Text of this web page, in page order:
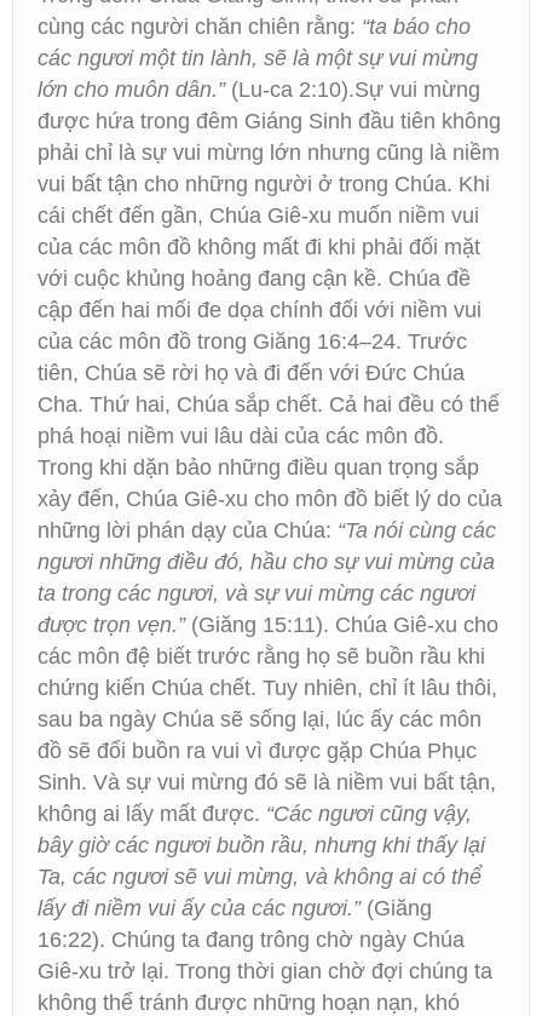
cùng các người chăn chiên rằng: “ta báo cho
các ngươi một tin lành, sẽ là một sự vui mừng
lớn cho muôn dân.” (Lu-ca 2:10).Sự vui mừng
được hứa trong đêm Giáng Sinh đầu tiên không
phải chỉ là sự vui mừng lớn nhưng cũng là niềm
vui bất tận cho những người ở trong Chúa. Khi
cái chết đến gần, Chúa Giê-xu muốn niềm vui
của các môn đồ không mất đi khi phải đối mặt
với cuộc khủng hoảng đang cận kề. Chúa đề
cập đến hai mối đe dọa chính đối với niềm vui
của các môn đồ trong Giăng 16:4–24. Trước
tiên, Chúa sẽ rời họ và đi đến với Đức Chúa
Cha. Thứ hai, Chúa sắp chết. Cả hai đều có thể
phá hoại niềm vui lâu dài của các môn đồ.
Trong khi dặn bảo những điều quan trọng sắp
xảy đến, Chúa Giê-xu cho môn đồ biết lý do của
những lời phán dạy của Chúa: “Ta nói cùng các
ngươi những điều đó, hầu cho sự vui mừng của
ta trong các ngươi, và sự vui mừng các ngươi
được trọn vẹn.”(Giăng 15:11). Chúa Giê-xu cho
các môn đệ biết trước rằng họ sẽ buồn rầu khi
chứng kiến Chúa chết. Tuy nhiên, chỉ ít lâu thôi,
sau ba ngày Chúa sẽ sống lại, lúc ấy các môn
đồ sẽ đổi buồn ra vui vì được gặp Chúa Phục
Sinh. Và sự vui mừng đó sẽ là niềm vui bất tận,
không ai lấy mất được. “Các ngươi cũng vậy,
bây giờ các ngươi buồn rầu, nhưng khi thấy lại
Ta, các ngươi sẽ vui mừng, và không ai có thể
lấy đi niềm vui ấy của các ngươi.”(Giăng
16:22). Chúng ta đang trông chờ ngày Chúa
Giê-xu trở lại. Trong thời gian chờ đợi chúng ta
không thể tránh được những hoạn nạn, khó